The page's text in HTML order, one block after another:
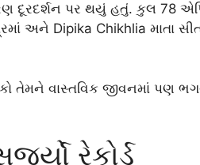
દૂરદર્શન પર થયું હતું. કુલ 78
અને Dipika Chikhlia માતા
તેમને વાસ્તવિક જીવનમાં પણ
રેકોર્ડ